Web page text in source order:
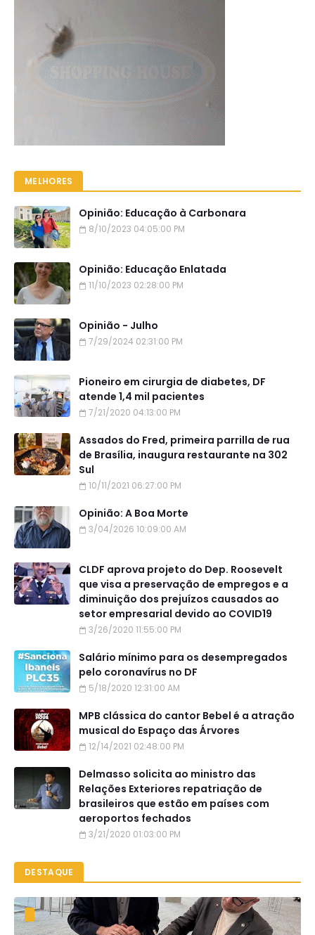
MELHORES
Opinião: Educação à Carbonara
8/10/2023 04:05:00 PM
Opinião: Educação Enlatada
11/10/2023 02:28:00 PM
Opinião - Julho
7/29/2024 02:31:00 PM
Pioneiro em cirurgia de diabetes, DF
atende 1,4 mil pacientes
7/21/2020 04:13:00 PM
Assados do Fred, primeira parrilla de rua
de Brasília, inaugura restaurante na 302
Sul
10/11/2021 06:27:00 PM
Opinião: A Boa Morte
3/04/2026 10:09:00 AM
CLDF aprova projeto do Dep. Roosevelt
que visa a preservação de empregos e a
diminuição dos prejuízos causados ao
setor empresarial devido ao COVID19
3/26/2020 11:55:00 PM
Salário mínimo para os desempregados
pelo coronavírus no DF
5/18/2020 12:31:00 AM
MPB clássica do cantor Bebel é a atração
musical do Espaço das Árvores
12/14/2021 02:48:00 PM
Delmasso solicita ao ministro das
Relações Exteriores repatriação de
brasileiros que estão em países com
aeroportos fechados
3/21/2020 01:03:00 PM
DESTAQUE